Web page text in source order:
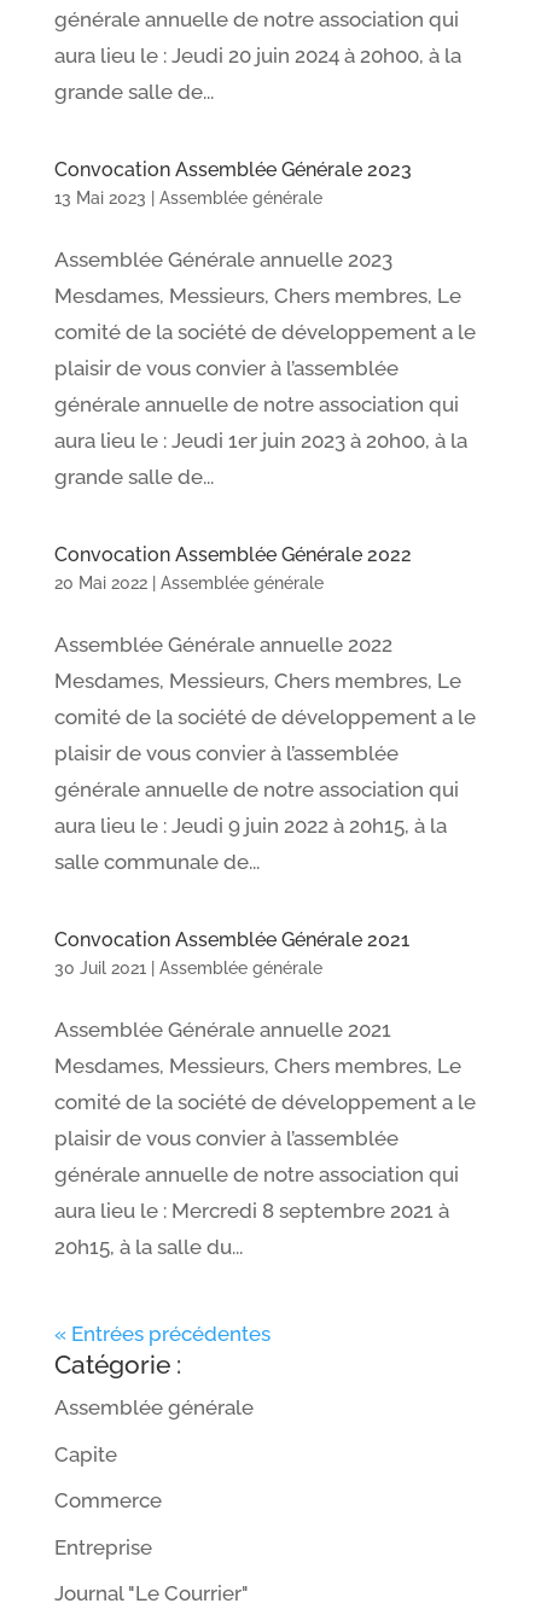
générale annuelle de notre association qui
aura lieu le : Jeudi 20 juin 2024 à 20h00, à la
grande salle de...
Convocation Assemblée Générale 2023
13 Mai 2023 Assemblée générale
Assemblée Générale annuelle 2023
Mesdames, Messieurs, Chers membres, Le
comité de la société de développement a le
plaisir de vous convier à l’assemblée
générale annuelle de notre association qui
aura lieu le : Jeudi 1er juin 2023 à 20h00, à la
grande salle de...
Convocation Assemblée Générale 2022
20 Mai 2022| Assemblée générale
Assemblée Générale annuelle 2022
Mesdames, Messieurs, Chers membres, Le
comité de la société de développement a le
plaisir de vous convier à l’assemblée
générale annuelle de notre association qui
aura lieu le : Jeudi 9 juin 2022 à 20h15, à la
salle communale de...
Convocation Assemblée Générale 2021
30 Juil 2021 Assemblée générale
Assemblée Générale annuelle 2021
Mesdames, Messieurs, Chers membres, Le
comité de la société de développement a le
plaisir de vous convier à l’assemblée
générale annuelle de notre association qui
aura lieu le : Mercredi 8 septembre 2021 à
20h15, à la salle du...
« Entrées précédentes
Catégorie :
Assemblée générale
Capite
Commerce
Entreprise
Journal "Le Courrier"